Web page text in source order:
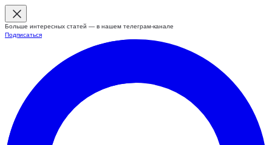
Больше интересных статей — в нашем телеграм-канале
Подписаться